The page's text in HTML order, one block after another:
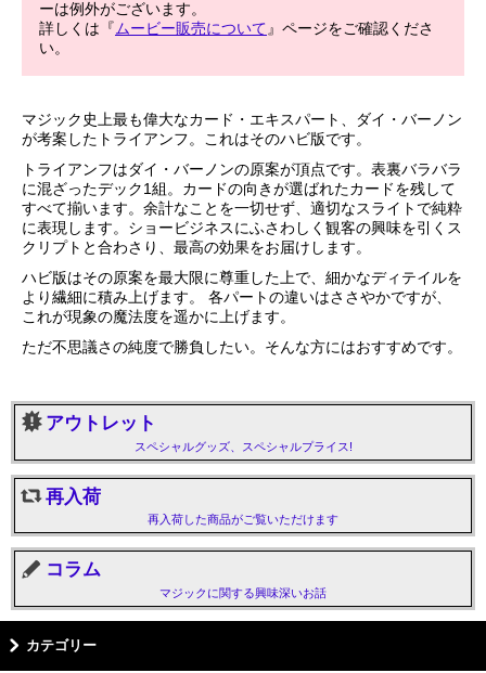
ーは例外がございます。
詳しくは『 ムービー販売について』ページをご確認くださ
い。
マジック史上最も偉大なカード・エキスパート、ダイ・バーノン
が考案したトライアンフ。これはそのハビ版です。
トライアンフはダイ・バーノンの原案が頂点です。表裏バラバラ
に混ざったデック1組。カードの向きが選ばれたカードを残して
すべて揃います。余計なことを一切せず、適切なスライトで純粋
に表現します。ショービジネスにふさわしく観客の興味を引くス
クリプトと合わさり、最高の効果をお届けします。
ハビ版はその原案を最大限に尊重した上で、細かなディテイルを
より繊細に積み上げます。 各パートの違いはささやかですが、
これが現象の魔法度を遥かに上げます。
ただ不思議さの純度で勝負したい。そんな方にはおすすめです。
アウトレット
スペシャルグッズ、スペシャルプライス!
再入荷
再入荷した商品がご覧いただけます
コラム
マジックに関する興味深いお話
カテゴリー